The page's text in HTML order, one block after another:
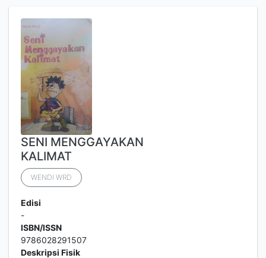
SENI MENGGAYAKAN
KALIMAT
WENDI WRD
Edisi
-
ISBN/ISSN
9786028291507
Deskripsi Fisik